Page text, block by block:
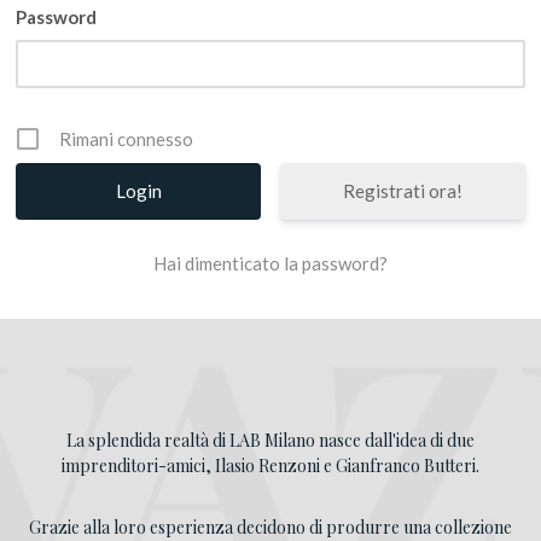
Password
Registrati ora!
La splendida realtà di LAB Milano nasce dall'idea di due
imprenditori-amici, Ilasio Renzoni e Gianfranco Butteri.
Grazie alla loro esperienza decidono di produrre una collezione